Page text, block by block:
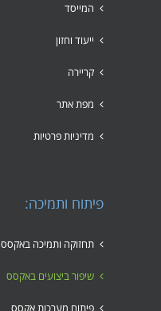
המייסד
ייעוד וחזון
קריירה
מפת אתר
מדיניות פרטיות
פיתוח ותמיכה:
תחזוקה ותמיכה באקסס
שיפור ביצועים באקסס
פיתוח מערכות אקסס